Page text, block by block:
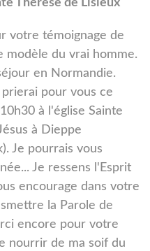
Thérèse de Lisieux
votre témoignage de
modèle du vrai homme.
en Normandie.
pour vous ce
à l'église Sainte
à Dieppe
Je pourrais vous
Je ressens l'Esprit
encourage dans votre
la Parole de
encore pour votre
nourrir de ma soif du